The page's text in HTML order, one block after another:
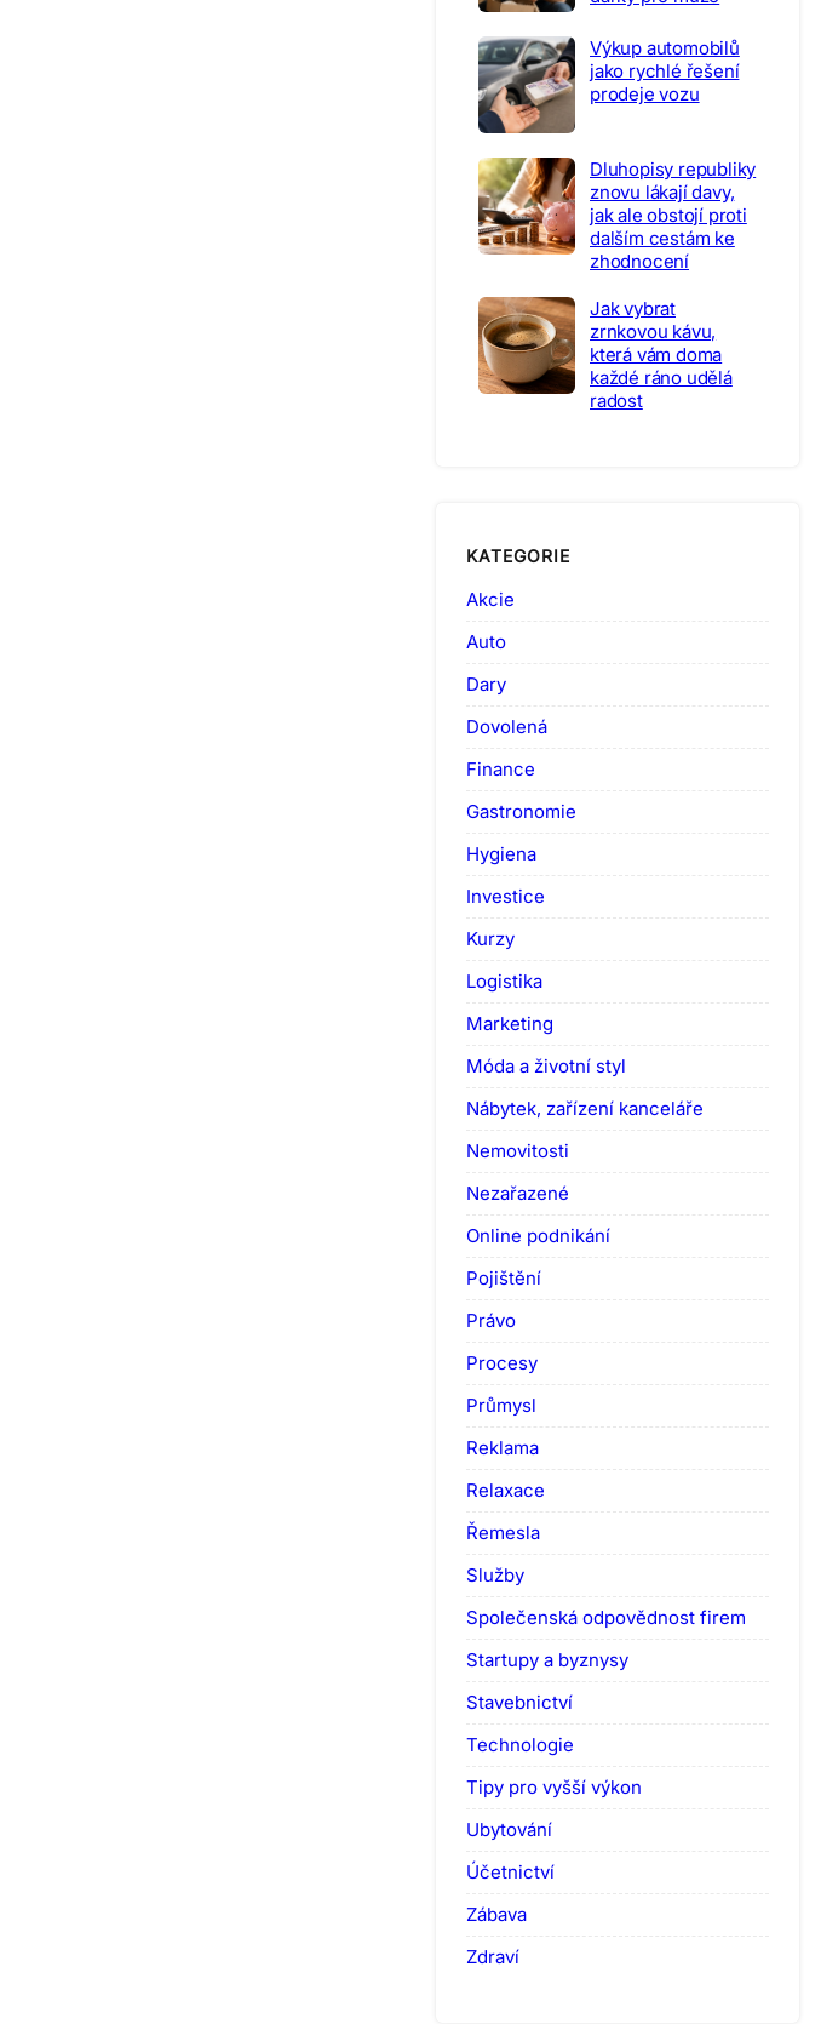
Výkup automobilů
jako rychlé řešení
prodeje vozu
Dluhopisy republiky
znovu lákají davy,
jak ale obstojí proti
dalším cestám ke
zhodnocení
Jak vybrat
zrnkovou kávu,
která vám doma
každé ráno udělá
radost
KATEGORIE
Akcie
Auto
Dary
Dovolená
Finance
Gastronomie
Hygiena
Investice
Kurzy
Logistika
Marketing
Móda a životní styl
Nábytek, zařízení kanceláře
Nemovitosti
Nezařazené
Online podnikání
Pojištění
Právo
Procesy
Průmysl
Reklama
Relaxace
Řemesla
Služby
Společenská odpovědnost firem
Startupy a byznysy
Stavebnictví
Technologie
Tipy pro vyšší výkon
Ubytování
Účetnictví
Zábava
Zdraví